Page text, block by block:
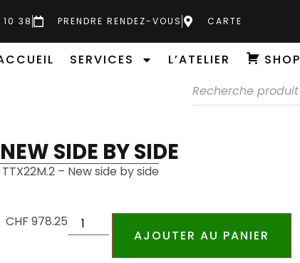
38 PRENDRE RENDEZ-VOUS CARTE
SERVICES L’ATELIER SHOP
SIDE BY SIDE
– New side by side
CHF 978.25
AJOUTER AU PANIER